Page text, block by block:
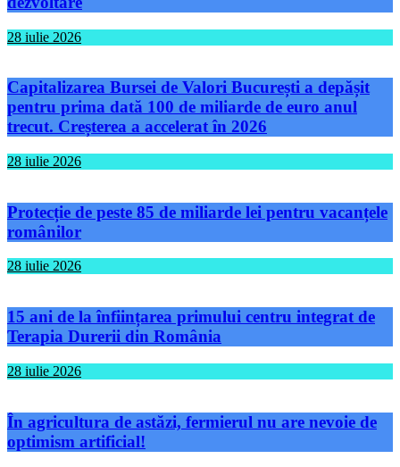
28 iulie 2026
Capitalizarea Bursei de Valori București a depășit
pentru prima dată 100 de miliarde de euro anul
trecut. Creșterea a accelerat în 2026
28 iulie 2026
Protecție de peste 85 de miliarde lei pentru vacanțele
românilor
28 iulie 2026
15 ani de la înființarea primului centru integrat de
Terapia Durerii din România
28 iulie 2026
În agricultura de astăzi, fermierul nu are nevoie de
optimism artificial!